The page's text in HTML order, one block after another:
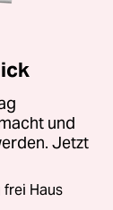
und
Jetzt
Haus